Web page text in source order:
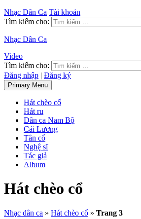
Nhạc Dân Ca Tài khoản
Tìm kiếm cho:
Nhạc Dân Ca
Video
Tìm kiếm cho:
Đăng nhập | Đăng ký
Primary Menu
Hát chèo cổ
Hát ru
Dân ca Nam Bộ
Cải Lương
Tân cổ
Nghệ sĩ
Tác giả
Album
Hát chèo cổ
Nhạc dân ca » Hát chèo cổ » Trang 3